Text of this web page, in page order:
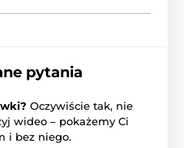
pytania
Oczywiście tak, nie
wideo – pokażemy Ci
i bez niego.